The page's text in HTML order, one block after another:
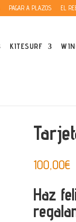
PAGAR A PLAZOS EL
KITESURF
100,00€
Haz